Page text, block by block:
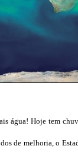
água! Hoje tem
de melhoria, o